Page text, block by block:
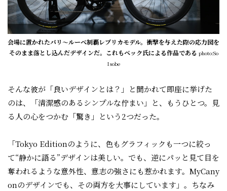
会場に置かれたパリ〜ルーベ制覇レプリカモデル。衝撃を与えた際の応力図を
そのまま落とし込んだデザインだ。これもベック氏による作品である photo:So
Isobe
そんな彼が「良いデザインとは？」と聞かれて即座に挙げた
のは、「清潔感のあるシンプルな佇まい」と、もうひとつ。見
る人の心をつかむ「驚き」という2つだった。
「Tokyo Editionのように、色もグラフィックも一つに絞っ
て“静かに語る”デザインは美しい。でも、逆にパッと見て目を
奪われるような意外性、意志の強さにも惹かれます。MyCany
onのデザインでも、その両方を大事にしています」。ちなみ